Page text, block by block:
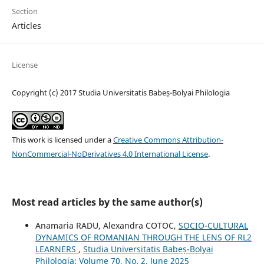
Section
Articles
License
Copyright (c) 2017 Studia Universitatis Babeș-Bolyai Philologia
This work is licensed under aCreative Commons Attribution-
NonCommercial-NoDerivatives 4.0 International License.
Most read articles by the same author(s)
Anamaria RADU, Alexandra COTOC, SOCIO-CULTURAL
DYNAMICS OF ROMANIAN THROUGH THE LENS OF RL2
LEARNERS , Studia Universitatis Babeș-Bolyai
Philologia: Volume 70, No. 2, June 2025